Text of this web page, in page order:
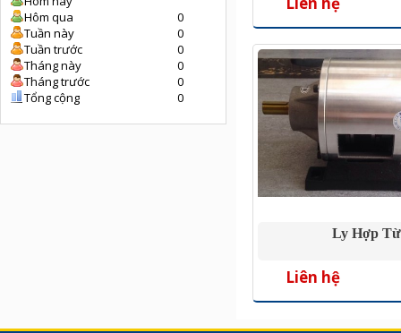
Hôm qua
0
Tuần này
0
Tuần trước
0
Tháng này
0
Tháng trước
0
Tổng cộng
0
Ly Hợp Từ
Liên hệ